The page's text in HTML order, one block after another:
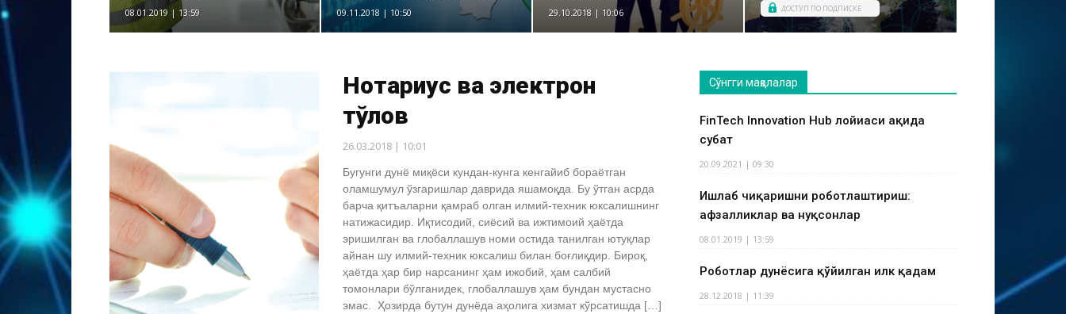
08.01.2019 | 13:59 09.11.2018 | 10:50 29.10.2018 | 10:06 ДОСТУП ПО ПОДПИСКЕ
Нотариус ва электрон
тўлов
26.03.2018 | 10:01
Бугунги дунё миқёси кундан-кунга кенгайиб бораётган
оламшумул ўзгаришлар даврида яшамоқда. Бу ўтган асрда
барча қитъаларни қамраб олган илмий-техник юксалишнинг
натижасидир. Иқтисодий, сиёсий ва ижтимоий ҳаётда
эришилган ва глобаллашув номи остида танилган ютуқлар
айнан шу илмий-техник юксалиш билан боғлиқдир. Бироқ,
ҳаётда ҳар бир нарсанинг ҳам ижобий, ҳам салбий
томонлари бўлганидек, глобаллашув ҳам бундан мустасно
эмас. Ҳозирда бутун дунёда аҳолига хизмат кўрсатишда […]
Сўнгги мақолалар
FinTech Innovation Hub лойиҳаси ҳақида
суҳбат
20.09.2021 | 09:30
Ишлаб чиқаришни роботлаштириш:
афзалликлар ва нуқсонлар
08.01.2019 | 13:59
Роботлар дунёсига қўйилган илк қадам
28.12.2018 | 11:39